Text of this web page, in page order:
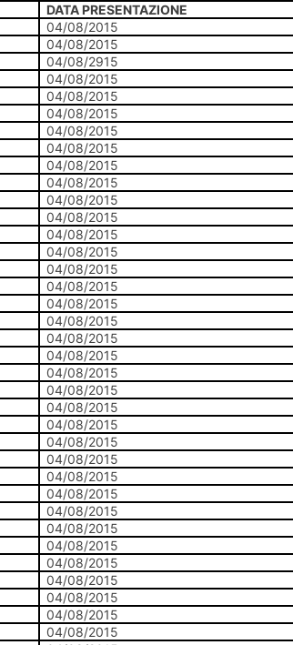
DATA PRESENTAZIONE
04/08/2015
04/08/2015
04/08/2915
04/08/2015
04/08/2015
04/08/2015
04/08/2015
04/08/2015
04/08/2015
04/08/2015
04/08/2015
04/08/2015
04/08/2015
04/08/2015
04/08/2015
04/08/2015
04/08/2015
04/08/2015
04/08/2015
04/08/2015
04/08/2015
04/08/2015
04/08/2015
04/08/2015
04/08/2015
04/08/2015
04/08/2015
04/08/2015
04/08/2015
04/08/2015
04/08/2015
04/08/2015
04/08/2015
04/08/2015
04/08/2015
04/08/2015